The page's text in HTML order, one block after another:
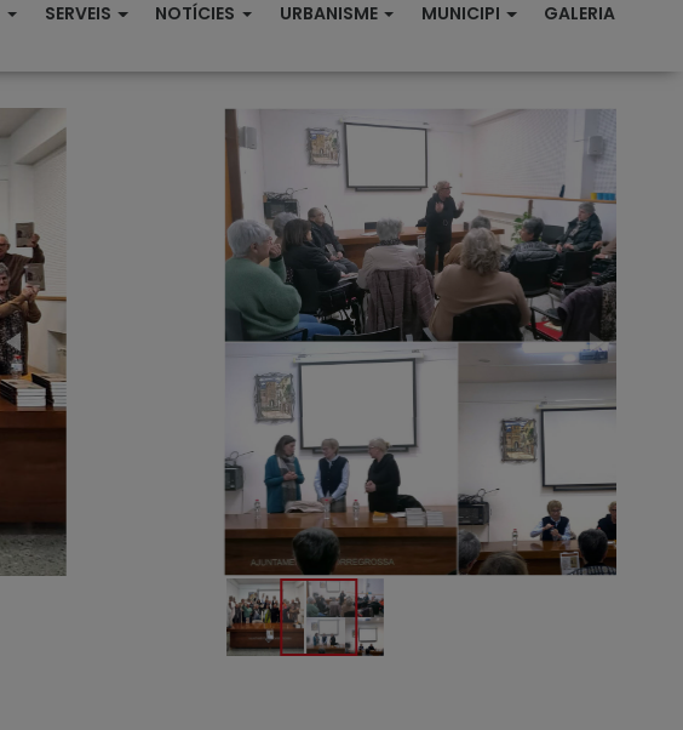
SERVEIS NOTÍCIES URBANISME MUNICIPI GALERIA